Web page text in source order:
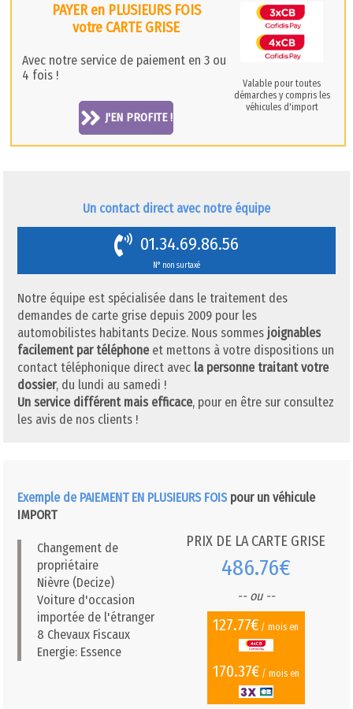
PAYER en PLUSIEURS FOIS
votre CARTE GRISE
Avec notre service de paiement en 3 ou
4 fois !
J'EN PROFITE !
Valable pour toutes
démarches y compris les
véhicules d'import
Un contact direct avec notre équipe
01.34.69.86.56
N° non surtaxé
Notre équipe est spécialisée dans le traitement des
demandes de carte grise depuis 2009 pour les
automobilistes habitants Decize. Nous sommes joignables
facilement par téléphone et mettons à votre dispositions un
contact téléphonique direct avec la personne traitant votre
dossier, du lundi au samedi !
Un service différent mais efficace, pour en être sur consultez
les avis de nos clients !
Exemple de PAIEMENT EN PLUSIEURS FOIS pour un véhicule
IMPORT
Changement de
propriétaire
Nièvre (Decize)
Voiture d'occasion
importée de l'étranger
8 Chevaux Fiscaux
Energie: Essence
PRIX DE LA CARTE GRISE
486.76€
-- ou --
127.77€ / mois en
170.37€/ mois en